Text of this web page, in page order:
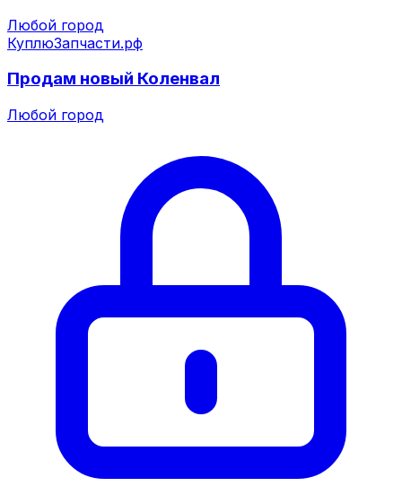
Любой город
КуплюЗапчасти.рф
Продам новый Коленвал
Любой город